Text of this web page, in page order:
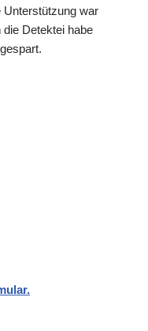
Unterstützung war
Detektei habe